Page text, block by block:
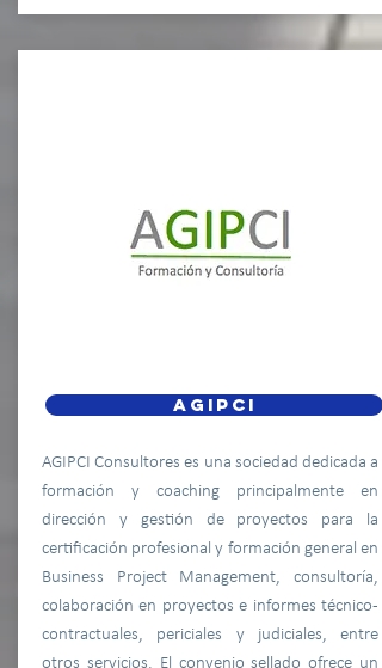
AGIPCI
AGIPCI Consultores es una sociedad dedicada a
formación y coaching principalmente en
dirección y gestión de proyectos para la
certificación profesional y formación general en
Business Project Management, consultoría,
colaboración en proyectos e informes técnico-
contractuales, periciales y judiciales, entre
otros servicios. El convenio sellado ofrece un